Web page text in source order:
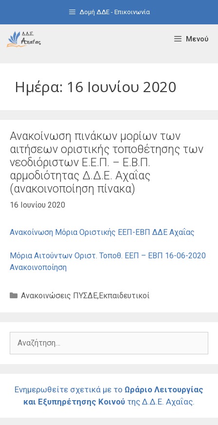
Δομή ΔΔΕ - Επικοινωνία
Μενού
Ημέρα: 16 Ιουνίου 2020
Ανακοίνωση πινάκων μορίων των
αιτήσεων οριστικής τοποθέτησης των
νεοδιόριστων Ε.Ε.Π. – Ε.Β.Π.
αρμοδιότητας Δ.Δ.Ε. Αχαΐας
(ανακοινοποίηση πίνακα)
16 Ιουνίου 2020
Ανακοίνωση Μόρια Οριστικής ΕΕΠ-ΕΒΠ ΔΔΕ Αχαΐας
Μόρια Αιτούντων Οριστ. Τοποθ. ΕΕΠ – ΕΒΠ 16-06-2020
Ανακοινοποίηση
Κατηγορίες
Ανακοινώσεις ΠΥΣΔΕ,Εκπαιδευτικοί
Αναζήτηση
Ενημερωθείτε σχετικά με το Ωράριο Λειτουργίας
και Εξυπηρέτησης Κοινού της Δ.Δ.Ε. Αχαΐας.